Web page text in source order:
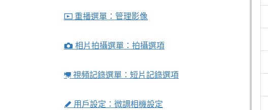
D 重播選單：管理影像
C 相片拍攝選單：拍攝選項
1 視頻記錄選單：短片記錄選項
A 用戶設定：微調相機設定